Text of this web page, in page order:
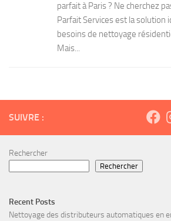
parfait à Paris ? Ne cherchez
Parfait Services est la solution
besoins de nettoyage
Mais...
SUIVRE :
Rechercher
Rechercher
Recent Posts
Nettoyage des distributeurs automatiques en